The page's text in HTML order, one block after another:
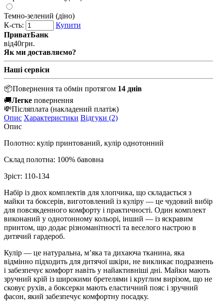
Темно-зелений (діно)
К-сть:
Купити
ПриватБанк
від40грн.
Як ми доставляємо?
Наші сервіси
📦Повернення та обмін протягом 14 днів
🚚Легке повернення
💸Післяплата (накладений платіж)
Опис Характеристики Відгуки (2)
Опис
Полотно: кулір принтований, кулір однотонний
Склад полотна: 100% бавовна
Зріст: 110-134
Набір із двох комплектів для хлопчика, що складається з
майки та боксерів, виготовлений із куліру — це чудовий вибір
для повсякденного комфорту і практичності. Один комплект
виконаний у однотонному кольорі, інший — із яскравим
принтом, що додає різноманітності та веселого настрою в
дитячий гардероб.
Кулір — це натуральна, м’яка та дихаюча тканина, яка
відмінно підходить для дитячої шкіри, не викликає подразнень
і забезпечує комфорт навіть у найактивніші дні. Майки мають
зручний крій із широкими бретелями і круглим вирізом, що не
сковує рухів, а боксерки мають еластичний пояс і зручний
фасон, який забезпечує комфортну посадку.